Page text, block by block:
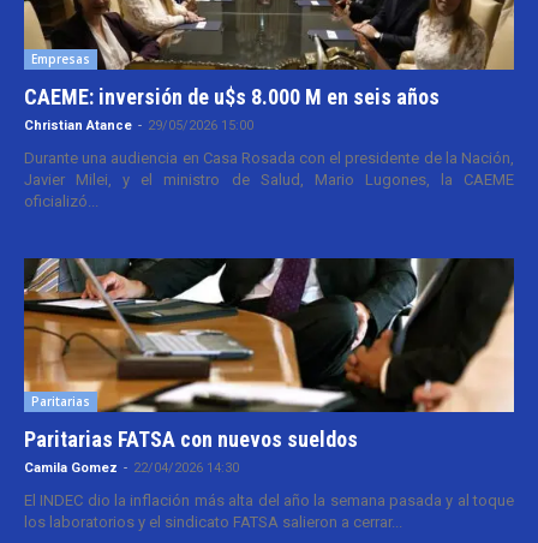
Empresas
CAEME: inversión de u$s 8.000 M en seis años
Christian Atance - 29/05/2026 15:00
Durante una audiencia en Casa Rosada con el presidente de la Nación,
Javier Milei, y el ministro de Salud, Mario Lugones, la CAEME
oficializó...
Paritarias
Paritarias FATSA con nuevos sueldos
Camila Gomez - 22/04/2026 14:30
El INDEC dio la inflación más alta del año la semana pasada y al toque
los laboratorios y el sindicato FATSA salieron a cerrar...